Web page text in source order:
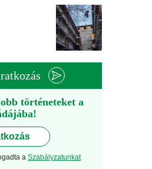
történeteket a
a Szabályzatunkat